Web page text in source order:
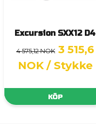
Excursion SXX12 D4
4 575,12 NOK 3 515,6
NOK / Stykke
KÖP